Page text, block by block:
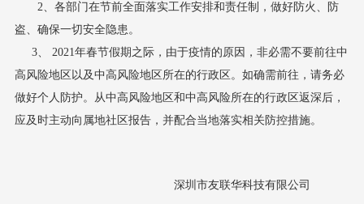
2、 各部门在节前全面落实工作安排和责任制，做好防火、防
盗、确保一切安全隐患。
3、 2021年春节假期之际，由于疫情的原因，非必需不要前往中
高风险地区以及中高风险地区所在的行政区。如确需前往，请务必
做好个人防护。从中高风险地区和中高风险所在的行政区返深后，
应及时主动向属地社区报告，并配合当地落实相关防控措施。
深圳市友联华科技有限公司